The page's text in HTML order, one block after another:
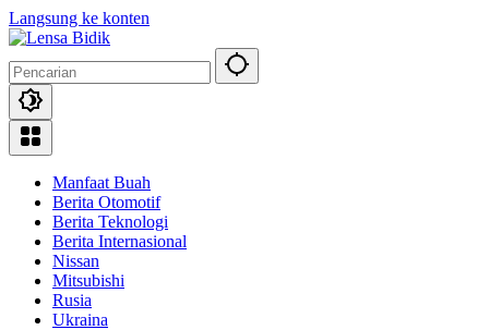
Langsung ke konten
Manfaat Buah
Berita Otomotif
Berita Teknologi
Berita Internasional
Nissan
Mitsubishi
Rusia
Ukraina